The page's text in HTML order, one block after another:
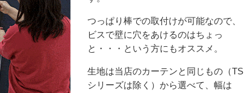
つっぱり棒での取付けが可能なので、
ビスで壁に穴をあけるのはちょっ
と・・・という方にもオススメ。
生地は当店のカーテンと同じもの（TS
シリーズは除く）から選べて、幅は